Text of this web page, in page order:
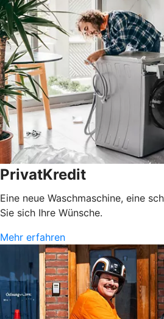
PrivatKredit
Eine neue Waschmaschine, eine
Sie sich Ihre Wünsche.
Mehr erfahren